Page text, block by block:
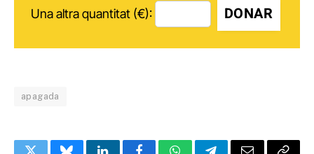
Una altra quantitat (€): DONAR
apagada